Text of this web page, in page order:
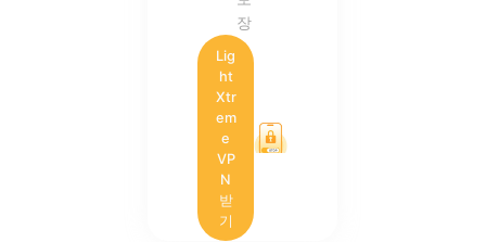
장
Lig
ht
Xtr
em
e
VP
N
받
기